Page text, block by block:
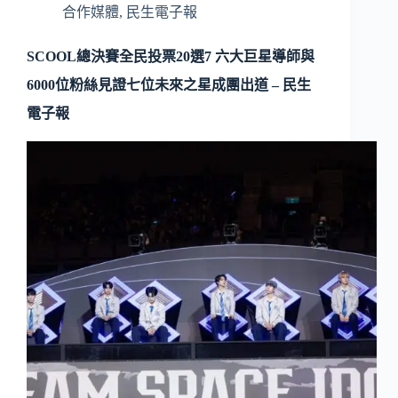
合作媒體, 民生電子報
SCOOL總決賽全民投票20選7 六大巨星導師與
6000位粉絲見證七位未來之星成團出道 – 民生
電子報